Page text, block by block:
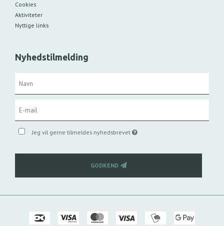
Cookies
Aktiviteter
Nyttige links
Nyhedstilmelding
Jeg vil gerne tilmeldes nyhedsbrevet
GODKEND